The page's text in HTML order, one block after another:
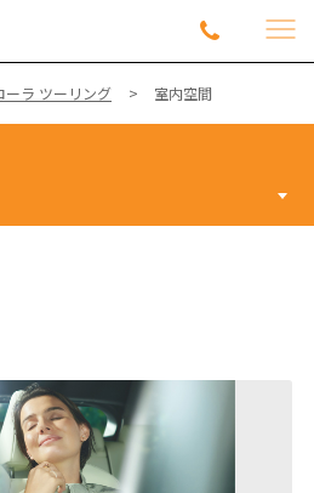
ーラ ツーリング 室内空間